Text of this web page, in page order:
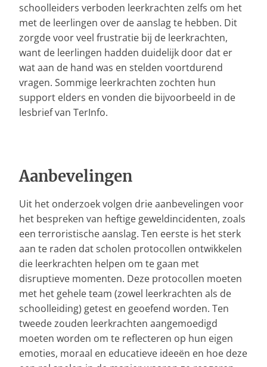
schoolleiders verboden leerkrachten zelfs om het
met de leerlingen over de aanslag te hebben. Dit
zorgde voor veel frustratie bij de leerkrachten,
want de leerlingen hadden duidelijk door dat er
wat aan de hand was en stelden voortdurend
vragen. Sommige leerkrachten zochten hun
support elders en vonden die bijvoorbeeld in de
lesbrief van TerInfo.
Aanbevelingen
Uit het onderzoek volgen drie aanbevelingen voor
het bespreken van heftige geweldincidenten, zoals
een terroristische aanslag. Ten eerste is het sterk
aan te raden dat scholen protocollen ontwikkelen
die leerkrachten helpen om te gaan met
disruptieve momenten. Deze protocollen moeten
met het gehele team (zowel leerkrachten als de
schoolleiding) getest en geoefend worden. Ten
tweede zouden leerkrachten aangemoedigd
moeten worden om te reflecteren op hun eigen
emoties, moraal en educatieve ideeën en hoe deze